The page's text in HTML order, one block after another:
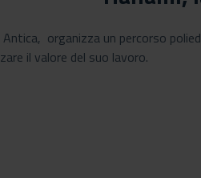
Antica, organizza un percorso
il valore del suo lavoro.